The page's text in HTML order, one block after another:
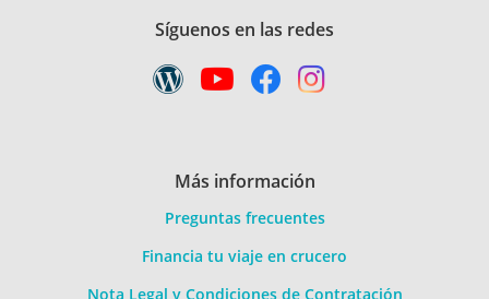
Síguenos en las redes
Más información
Preguntas frecuentes
Financia tu viaje en crucero
Nota Legal y Condiciones de Contratación